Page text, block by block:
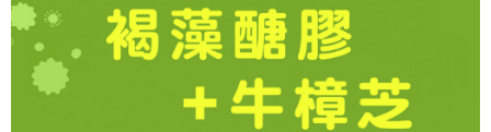
新竹物流
每筆NT$100，滿NT$2,000(含以上)免運費
付款後門市自取